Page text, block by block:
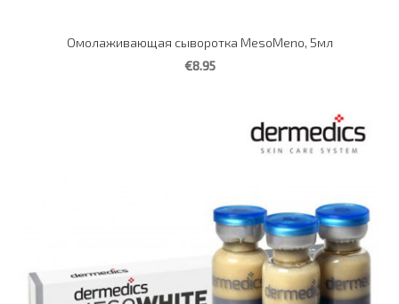
Омолаживающая сыворотка MesoMeno, 5мл
€8.95